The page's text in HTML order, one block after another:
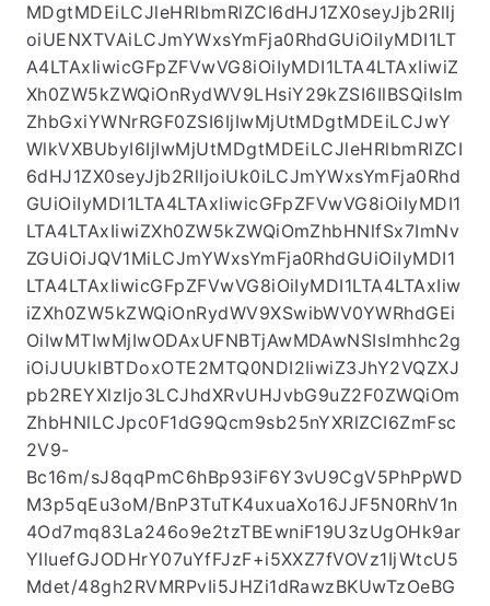
MDgtMDEiLCJleHRlbmRlZCI6dHJ1ZX0seyJjb2RlIj
oiUENXTVAiLCJmYWxsYmFja0RhdGUiOiIyMDI1LT
A4LTAxIiwicGFpZFVwVG8iOiIyMDI1LTA4LTAxIiwiZ
Xh0ZW5kZWQiOnRydWV9LHsiY29kZSI6IlBSQiIsIm
ZhbGxiYWNrRGF0ZSI6IjIwMjUtMDgtMDEiLCJwY
WlkVXBUbyI6IjIwMjUtMDgtMDEiLCJleHRlbmRlZCI
6dHJ1ZX0seyJjb2RlIjoiUk0iLCJmYWxsYmFja0Rhd
GUiOiIyMDI1LTA4LTAxIiwicGFpZFVwVG8iOiIyMDI1
LTA4LTAxIiwiZXh0ZW5kZWQiOmZhbHNlfSx7ImNv
ZGUiOiJQV1MiLCJmYWxsYmFja0RhdGUiOiIyMDI1
LTA4LTAxIiwicGFpZFVwVG8iOiIyMDI1LTA4LTAxIiw
iZXh0ZW5kZWQiOnRydWV9XSwibWV0YWRhdGEi
OiIwMTIwMjIwODAxUFNBTjAwMDAwNSIsImhhc2g
iOiJUUklBTDoxOTE2MTQ0NDI2IiwiZ3JhY2VQZXJ
pb2REYXlzIjo3LCJhdXRvUHJvbG9uZ2F0ZWQiOm
ZhbHNlLCJpc0F1dG9Qcm9sb25nYXRlZCI6ZmFsc
2V9-
Bc16m/sJ8qqPmC6hBp93iF6Y3vU9CgV5PhPpWD
M3p5qEu3oM/BnP3TuTK4uxuaXo16JJF5N0RhV1n
4Od7mq83La246o9e2tzTBEwniF19U3zUgOHk9ar
YIluefGJODHrY07uYfFJzF+i5XXZ7fVOVz1IjWtcU5
Mdet/48gh2RVMRPvIi5JHZi1dRawzBKUwTzOeBG